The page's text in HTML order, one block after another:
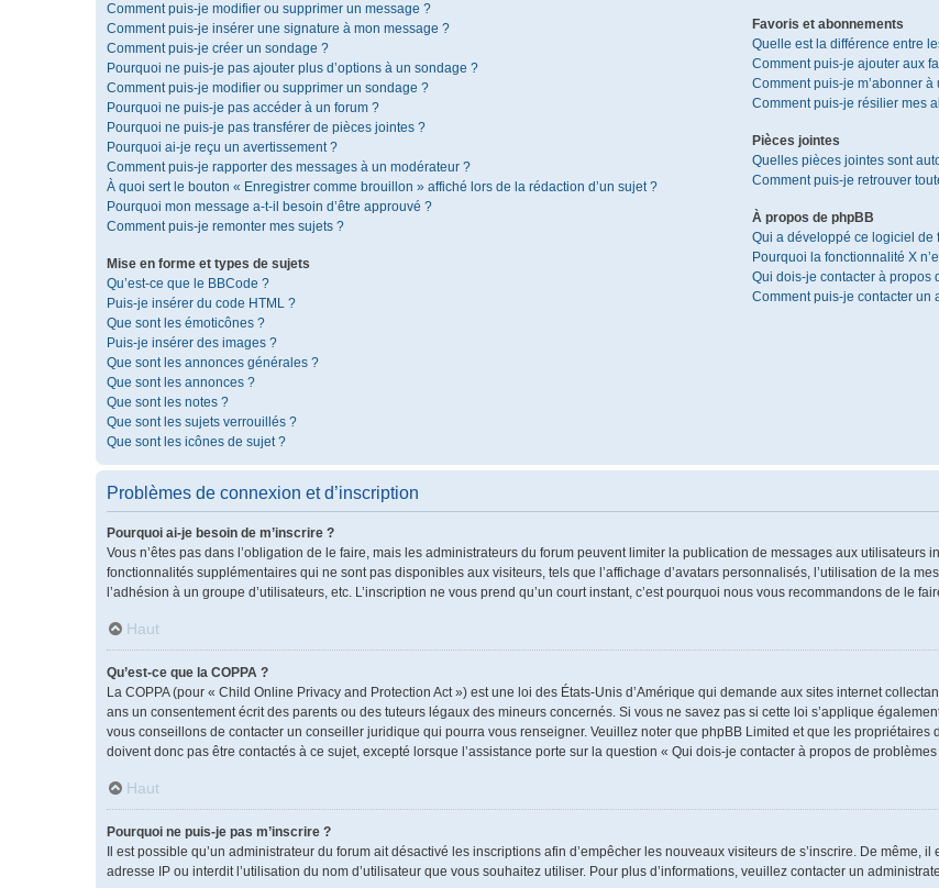
Comment puis-je modifier ou supprimer un message ?
Comment puis-je insérer une signature à mon message ?
Comment puis-je créer un sondage ?
Pourquoi ne puis-je pas ajouter plus d’options à un sondage ?
Comment puis-je modifier ou supprimer un sondage ?
Pourquoi ne puis-je pas accéder à un forum ?
Pourquoi ne puis-je pas transférer de pièces jointes ?
Pourquoi ai-je reçu un avertissement ?
Comment puis-je rapporter des messages à un modérateur ?
À quoi sert le bouton « Enregistrer comme brouillon » affiché lors de la rédaction d’un sujet ?
Pourquoi mon message a-t-il besoin d’être approuvé ?
Comment puis-je remonter mes sujets ?
Mise en forme et types de sujets
Qu’est-ce que le BBCode ?
Puis-je insérer du code HTML ?
Que sont les émoticônes ?
Puis-je insérer des images ?
Que sont les annonces générales ?
Que sont les annonces ?
Que sont les notes ?
Que sont les sujets verrouillés ?
Que sont les icônes de sujet ?
Favoris et abonnements
Quelle est la différence entre
Comment puis-je ajouter aux
Comment puis-je m’abonner
Comment puis-je résilier mes
Pièces jointes
Quelles pièces jointes sont
Comment puis-je retrouver
À propos de phpBB
Qui a développé ce logiciel de
Pourquoi la fonctionnalité X
Qui dois-je contacter à propos
Comment puis-je contacter un
Problèmes de connexion et d’inscription
Pourquoi ai-je besoin de m’inscrire ?
Vous n’êtes pas dans l’obligation de le faire, mais les administrateurs du forum peuvent limiter la publication de messages aux
fonctionnalités supplémentaires qui ne sont pas disponibles aux visiteurs, tels que l’affichage d’avatars personnalisés, l’utilisation de la
l’adhésion à un groupe d’utilisateurs, etc. L’inscription ne vous prend qu’un court instant, c’est pourquoi nous vous recommandons de le
Haut
Qu’est-ce que la COPPA ?
La COPPA (pour « Child Online Privacy and Protection Act ») est une loi des États-Unis d’Amérique qui demande aux sites internet
ans un consentement écrit des parents ou des tuteurs légaux des mineurs concernés. Si vous ne savez pas si cette loi s’applique
vous conseillons de contacter un conseiller juridique qui pourra vous renseigner. Veuillez noter que phpBB Limited et que les propriétaires
doivent donc pas être contactés à ce sujet, excepté lorsque l’assistance porte sur la question « Qui dois-je contacter à propos de
Haut
Pourquoi ne puis-je pas m’inscrire ?
Il est possible qu’un administrateur du forum ait désactivé les inscriptions afin d’empêcher les nouveaux visiteurs de s’inscrire. De même,
adresse IP ou interdit l’utilisation du nom d’utilisateur que vous souhaitez utiliser. Pour plus d’informations, veuillez contacter un